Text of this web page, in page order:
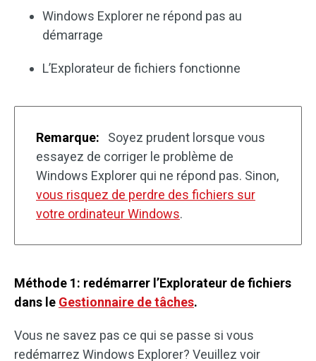
Windows Explorer ne répond pas au
démarrage
L’Explorateur de fichiers fonctionne
Remarque:
Soyez prudent lorsque vous
essayez de corriger le problème de
Windows Explorer qui ne répond pas. Sinon,
vous risquez de perdre des fichiers sur
votre ordinateur Windows.
Méthode 1: redémarrer l’Explorateur de fichiers
dans le Gestionnaire de tâches.
Vous ne savez pas ce qui se passe si vous
redémarrez Windows Explorer? Veuillez voir